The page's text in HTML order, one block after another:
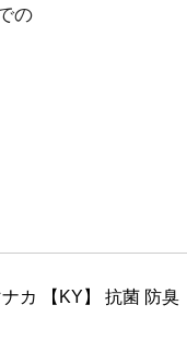
の
カ 【KY】 抗菌 防臭